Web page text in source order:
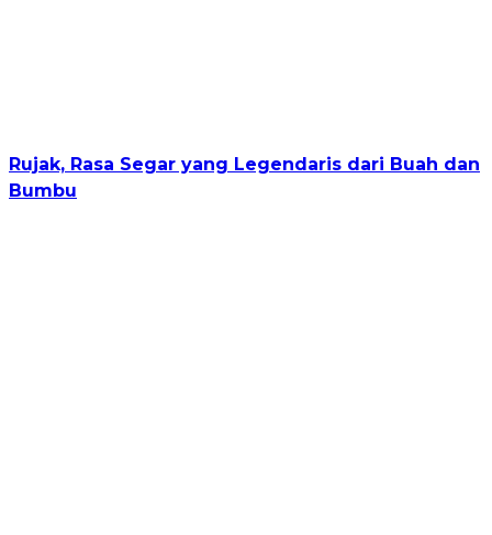
Rujak, Rasa Segar yang Legendaris dari Buah dan
Bumbu